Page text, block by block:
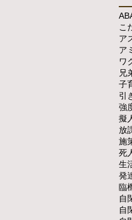
こ
ア
ア
ワ
兄
子
引
強
擬
施
死
生
発
臨
自